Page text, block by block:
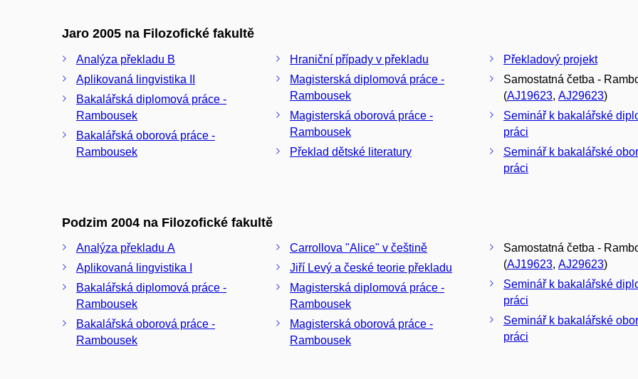
Jaro 2005 na Filozofické fakultě
Analýza překladu B
Aplikovaná lingvistika II
Bakalářská diplomová práce -
Rambousek
Bakalářská oborová práce -
Rambousek
Hraniční případy v překladu
Magisterská diplomová práce -
Rambousek
Magisterská oborová práce -
Rambousek
Překlad dětské literatury
Překladový projekt
Samostatná četba -
(AJ19623, AJ29623)
Seminář k bakalářské
práci
Seminář k bakalářské
práci
Podzim 2004 na Filozofické fakultě
Analýza překladu A
Aplikovaná lingvistika I
Bakalářská diplomová práce -
Rambousek
Bakalářská oborová práce -
Rambousek
Carrollova "Alice" v češtině
Jiří Levý a české teorie překladu
Magisterská diplomová práce -
Rambousek
Magisterská oborová práce -
Rambousek
Samostatná četba -
(AJ19623, AJ29623)
Seminář k bakalářské
práci
Seminář k bakalářské
práci